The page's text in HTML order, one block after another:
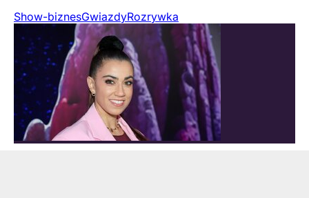
Show-biznesGwiazdyRozrywka